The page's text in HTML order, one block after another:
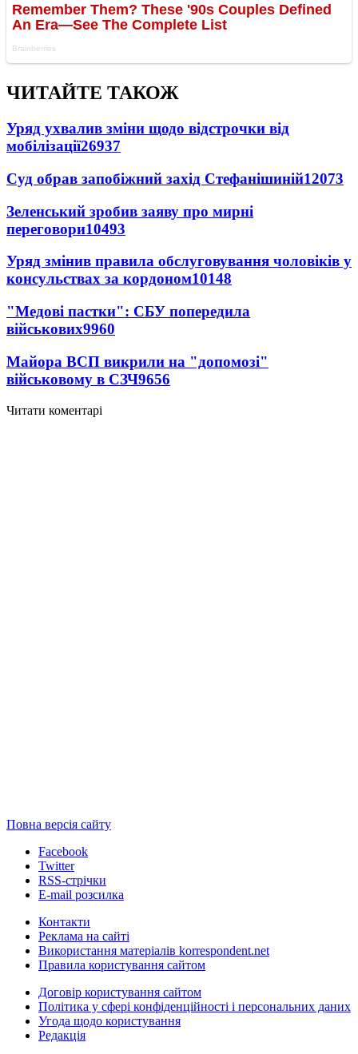
ЧИТАЙТЕ ТАКОЖ
Уряд ухвалив зміни щодо відстрочки від
мобілізації26937
Суд обрав запобіжний захід Стефанішиній12073
Зеленський зробив заяву про мирні
переговори10493
Уряд змінив правила обслуговування чоловіків у
консульствах за кордоном10148
"Медові пастки": СБУ попередила
військових9960
Майора ВСП викрили на "допомозі"
військовому в СЗЧ9656
Читати коментарі
Повна версія сайту
Facebook
Twitter
RSS-стрічки
E-mail розсилка
Контакти
Реклама на сайті
Використання матеріалів korrespondent.net
Правила користування сайтом
Договір користування сайтом
Політика у сфері конфіденційності і персональних даних
Угода щодо користування
Редакція